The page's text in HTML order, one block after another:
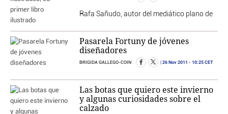
Rafa Sañudo, autor del mediático plano de
Pasarela Fortuny de jóvenes
diseñadores
BRIGIDA GALLEGO-COIN 26 Nov 2011 - 10:25 CET
Las botas que quiero este invierno
y algunas curiosidades sobre el
calzado